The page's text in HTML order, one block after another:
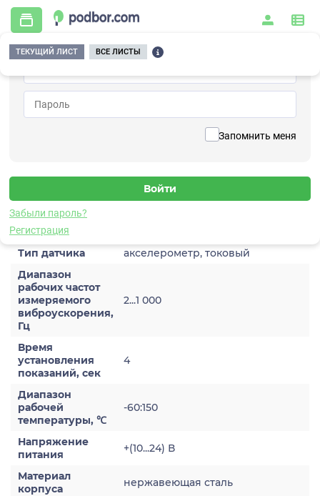
Запомнить меня
Забыли пароль?
Регистрация
ТЕКУЩИЙ ЛИСТ ВСЕ ЛИСТЫ
Главная / Контрольно-измерительные приборы и автоматика / Датчики /
Виброускорения / 1A202TM-10(T)
Датчик виброускорения
Характеристики
Тип датчика
акселерометр, токовый
Диапазон
рабочих частот
измеряемого
виброускорения,
Гц
2...1 000
Время
установления
показаний, сек
4
Диапазон
рабочей
температуры, ℃
-60:150
Напряжение
питания
+(10...24) В
Материал
корпуса
нержавеющая сталь